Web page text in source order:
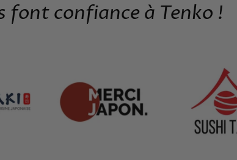
font confiance à Tenko !